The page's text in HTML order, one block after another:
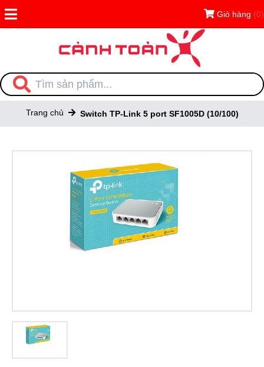
Giỏ hàng (0)
Trang chủ Switch TP-Link 5 port SF1005D (10/100)